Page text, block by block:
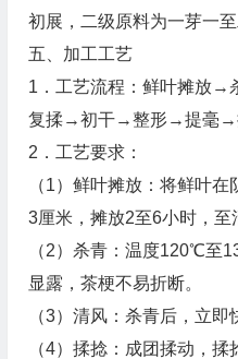
初展，二级原料为一芽一至
五、加工工艺
1．工艺流程：鲜叶摊放
复揉→初干→整形→提毫→
2．工艺要求：
（1）鲜叶摊放：将鲜叶
3厘米，摊放2至6小时，至
（2）杀青：温度120℃至
显露，茶梗不易折断。
（3）清风：杀青后，立即
（4）揉捻：成团揉动，